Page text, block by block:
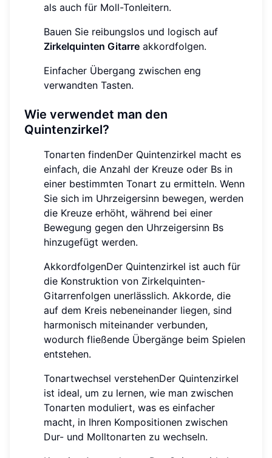
als auch für Moll-Tonleitern.
Bauen Sie reibungslos und logisch auf
Zirkelquinten Gitarre akkordfolgen.
Einfacher Übergang zwischen eng
verwandten Tasten.
Wie verwendet man den
Quintenzirkel?
Tonarten findenDer Quintenzirkel macht es
einfach, die Anzahl der Kreuze oder Bs in
einer bestimmten Tonart zu ermitteln. Wenn
Sie sich im Uhrzeigersinn bewegen, werden
die Kreuze erhöht, während bei einer
Bewegung gegen den Uhrzeigersinn Bs
hinzugefügt werden.
AkkordfolgenDer Quintenzirkel ist auch für
die Konstruktion von Zirkelquinten-
Gitarrenfolgen unerlässlich. Akkorde, die
auf dem Kreis nebeneinander liegen, sind
harmonisch miteinander verbunden,
wodurch fließende Übergänge beim Spielen
entstehen.
Tonartwechsel verstehenDer Quintenzirkel
ist ideal, um zu lernen, wie man zwischen
Tonarten moduliert, was es einfacher
macht, in Ihren Kompositionen zwischen
Dur- und Molltonarten zu wechseln.